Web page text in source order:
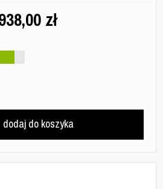
zł
dodaj do koszyka